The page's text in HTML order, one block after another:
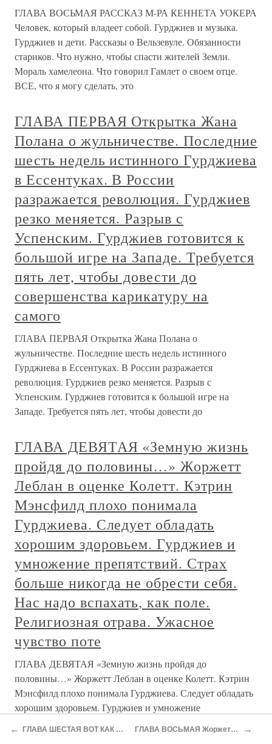
ГЛАВА ВОСЬМАЯ РАССКАЗ М-РА КЕННЕТА УОКЕРА
Человек, который владеет собой. Гурджиев и музыка.
Гурджиев и дети. Рассказы о Вельзевуле. Обязанности
стариков. Что нужно, чтобы спасти жителей Земли.
Мораль хамелеона. Что говорил Гамлет о своем отце.
ВСЕ, что я могу сделать, это
ГЛАВА ПЕРВАЯ Открытка Жана
Полана о жульничестве. Последние
шесть недель истинного Гурджиева
в Ессентуках. В России
разражается революция. Гурджиев
резко меняется. Разрыв с
Успенским. Гурджиев готовится к
большой игре на Западе. Требуется
пять лет, чтобы довести до
совершенства карикатуру на
самого
ГЛАВА ПЕРВАЯ Открытка Жана Полана о
жульничестве. Последние шесть недель истинного
Гурджиева в Ессентуках. В России разражается
революция. Гурджиев резко меняется. Разрыв с
Успенским. Гурджиев готовится к большой игре на
Западе. Требуется пять лет, чтобы довести до
ГЛАВА ДЕВЯТАЯ «Земную жизнь
пройдя до половины…» Жоржетт
Леблан в оценке Колетт. Кэтрин
Мэнсфилд плохо понимала
Гурджиева. Следует обладать
хорошим здоровьем. Гурджиев и
умножение препятствий. Страх
больше никогда не обрести себя.
Нас надо вспахать, как поле.
Религиозная отрава. Ужасное
чувство поте
ГЛАВА ДЕВЯТАЯ «Земную жизнь пройдя до
половины…» Жоржетт Леблан в оценке Колетт. Кэтрин
Мэнсфилд плохо понимала Гурджиева. Следует обладать
хорошим здоровьем. Гурджиев и умножение
← ГЛАВА ШЕСТАЯ ВОТ КАК ЖИЛИ УЧЕНИКИ ГУРДЖИЕВА Психоаналитик у Гурджиева. Мало проанализировать невроз надо его вылечить. «Психоанализ проведен, но пациент повесился». Как побудить пациента, тем более недоверчивого, совершать поступки? Доктор Янг пытается раскрыть секрет воли. Он пускается в гурджиевск ГЛАВА ВОСЬМАЯ Жоржетт Леблан жена, секретарь и переводчик Метерлинка. Замок в Виллене. Как я нашел и тут же утопил несколько писем Жоржетт Леблан. Развод в возрасте, когда женщина уже не способна «начать сначала». «Храбрая машина». Она идет тем путем, который Метерлинк только лишь воспевал… Поклон Ф →